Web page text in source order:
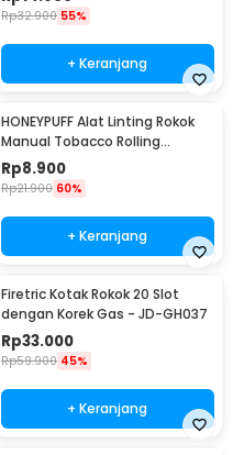
Rp32.900 55%
+ Keranjang
HONEYPUFF Alat Linting Rokok
Manual Tobacco Rolling
Machine 10 x 70mm - TN900
Rp8.900
Rp21.900 60%
+ Keranjang
Firetric Kotak Rokok 20 Slot
dengan Korek Gas - JD-GH037
Rp33.000
Rp59.900 45%
+ Keranjang